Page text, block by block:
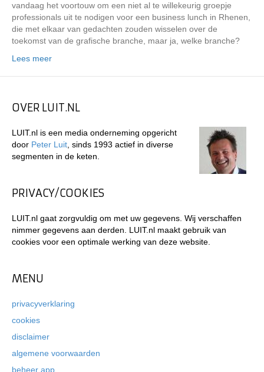
vandaag het voortouw om een niet al te willekeurig groepje
professionals uit te nodigen voor een business lunch in Rhenen,
die met elkaar van gedachten zouden wisselen over de
toekomst van de grafische branche, maar ja, welke branche?
Lees meer
OVER LUIT.NL
LUIT.nl is een media onderneming opgericht
door Peter Luit , sinds 1993 actief in diverse
segmenten in de keten.
PRIVACY/COOKIES
LUIT.nl gaat zorgvuldig om met uw gegevens. Wij verschaffen
nimmer gegevens aan derden. LUIT.nl maakt gebruik van
cookies voor een optimale werking van deze website.
MENU
privacyverklaring
cookies
disclaimer
algemene voorwaarden
beheer app